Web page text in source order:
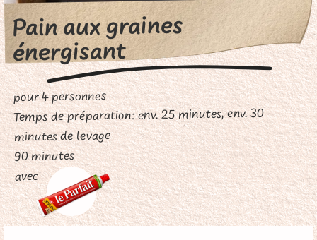
Pain aux graines
énergisant
pour 4 personnes
Temps de préparation: env. 25 minutes, env. 30
minutes de levage
90 minutes
avec